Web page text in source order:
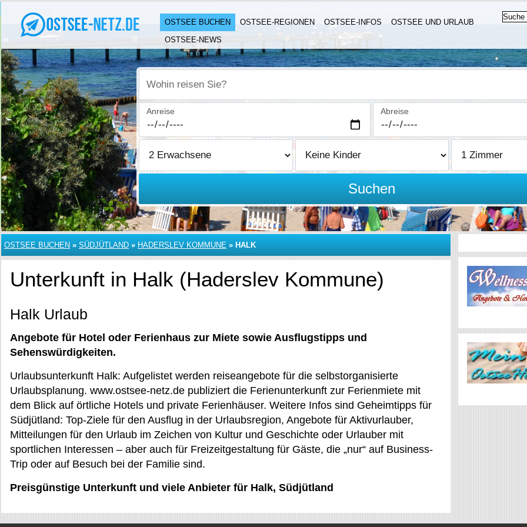
OSTSEE BUCHEN OSTSEE-REGIONEN OSTSEE-INFOS
OSTSEE UND URLAUB
OSTSEE-NEWS
Wohin reisen Sie?
Anreise Abreise
Suchen
OSTSEE BUCHEN » SÜDJÜTLAND » HADERSLEV KOMMUNE » HALK
Unterkunft in Halk (Haderslev Kommune)
Halk Urlaub
Angebote für Hotel oder Ferienhaus zur Miete sowie Ausflugstipps und
Sehenswürdigkeiten.
Urlaubsunterkunft Halk: Aufgelistet werden reiseangebote für die selbstorganisierte
Urlaubsplanung. www.ostsee-netz.de publiziert die Ferienunterkunft zur Ferienmiete mit
dem Blick auf örtliche Hotels und private Ferienhäuser. Weitere Infos sind Geheimtipps für
Südjütland: Top-Ziele für den Ausflug in der Urlaubsregion, Angebote für Aktivurlauber,
Mitteilungen für den Urlaub im Zeichen von Kultur und Geschichte oder Urlauber mit
sportlichen Interessen – aber auch für Freizeitgestaltung für Gäste, die „nur“ auf Business-
Trip oder auf Besuch bei der Familie sind.
Preisgünstige Unterkunft und viele Anbieter für Halk, Südjütland